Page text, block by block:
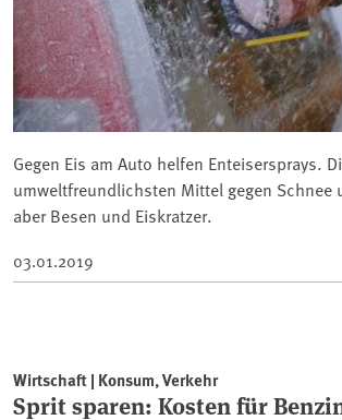
Gegen Eis am Auto helfen Enteisersprays.
umweltfreundlichsten Mittel gegen Schnee
aber Besen und Eiskratzer.
03.01.2019
Wirtschaft | Konsum, Verkehr
Sprit sparen: Kosten für